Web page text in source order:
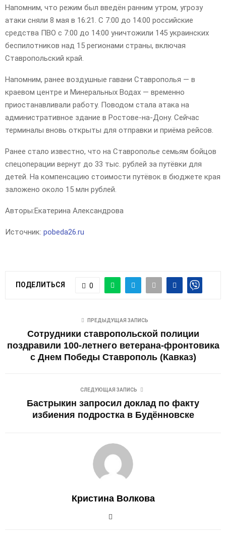
Напомним, что режим был введён ранним утром, угрозу
атаки сняли 8 мая в 16:21. С 7:00 до 14:00 российские
средства ПВО с 7:00 до 14:00 уничтожили 145 украинских
беспилотников над 15 регионами страны, включая
Ставропольский край.
Напомним, ранее воздушные гавани Ставрополья — в
краевом центре и Минеральных Водах — временно
приостанавливали работу. Поводом стала атака на
административное здание в Ростове-на-Дону. Сейчас
терминалы вновь открыты для отправки и приёма рейсов.
Ранее стало известно, что на Ставрополье семьям бойцов
спецоперации вернут до 33 тыс. рублей за путёвки для
детей. На компенсацию стоимости путёвок в бюджете края
заложено около 15 млн рублей.
Авторы:Екатерина Александрова
Источник: pobeda26.ru
ПОДЕЛИТЬСЯ 0
ПРЕДЫДУЩАЯ ЗАПИСЬ
Сотрудники ставропольской полиции
поздравили 100-летнего ветерана-фронтовика
с Днем Победы Ставрополь (Кавказ)
СЛЕДУЮЩАЯ ЗАПИСЬ
Бастрыкин запросил доклад по факту
избиения подростка в Будённовске
Кристина Волкова